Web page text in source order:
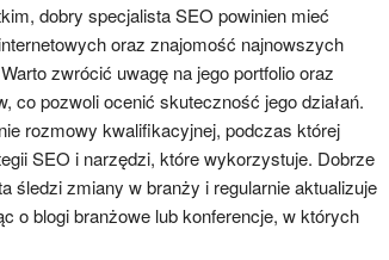
dobry specjalista SEO powinien mieć
oraz znajomość najnowszych
zwrócić uwagę na jego portfolio oraz
co pozwoli ocenić skuteczność jego działań.
rozmowy kwalifikacyjnej, podczas której
SEO i narzędzi, które wykorzystuje. Dobrze
śledzi zmiany w branży i regularnie aktualizuje
o blogi branżowe lub konferencje, w których